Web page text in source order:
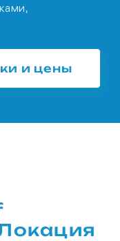
и цены